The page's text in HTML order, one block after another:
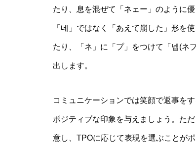
たり、息を混ぜて「ネェー」のように
「네」ではなく「あえて崩した」形を
たり、「ネ」に「プ」をつけて「넵(ネ
出します。
コミュニケーションでは笑顔で返事を
ポジティブな印象を与えましょう。た
意し、TPOに応じて表現を選ぶことがポ